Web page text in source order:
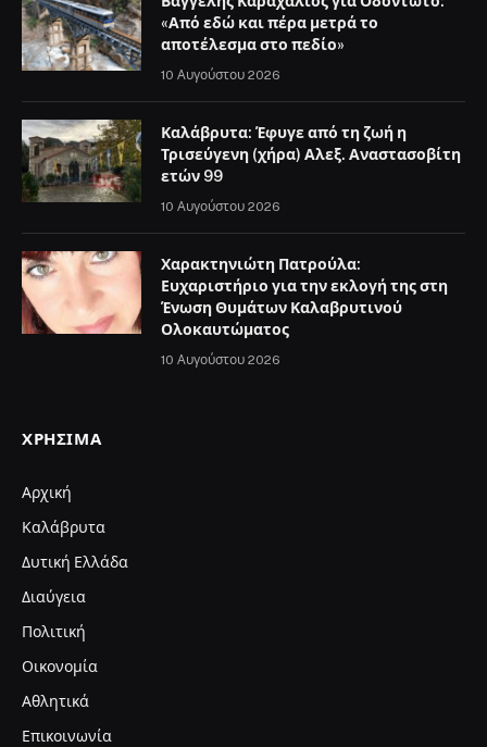
«Από εδώ και πέρα μετρά το
αποτέλεσμα στο πεδίο»
10 Αυγούστου 2026
Καλάβρυτα: Έφυγε από τη ζωή η
Τρισεύγενη (χήρα) Αλεξ. Αναστασοβίτη
ετών 99
10 Αυγούστου 2026
Χαρακτηνιώτη Πατρούλα:
Ευχαριστήριο για την εκλογή της στη
Ένωση Θυμάτων Καλαβρυτινού
Ολοκαυτώματος
10 Αυγούστου 2026
ΧΡΉΣΙΜΑ
Αρχική
Καλάβρυτα
Δυτική Ελλάδα
Διαύγεια
Πολιτική
Οικονομία
Αθλητικά
Επικοινωνία